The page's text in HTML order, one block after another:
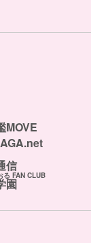
MOVE
信
る FAN CLUB
園